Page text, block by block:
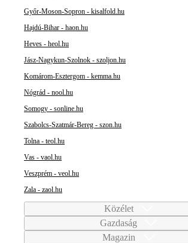
Győr-Moson-Sopron - kisalfold.hu
Hajdú-Bihar - haon.hu
Heves - heol.hu
Jász-Nagykun-Szolnok - szoljon.hu
Komárom-Esztergom - kemma.hu
Nógrád - nool.hu
Somogy - sonline.hu
Szabolcs-Szatmár-Bereg - szon.hu
Tolna - teol.hu
Vas - vaol.hu
Veszprém - veol.hu
Zala - zaol.hu
Közélet
Gazdaság
Magazin